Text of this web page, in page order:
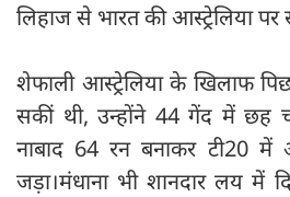
लिहाज से भारत की आस्ट्रेलिया
शेफाली आस्ट्रेलिया के खिलाफ
सकीं थी, उन्होंने 44 गेंद में
नाबाद 64 रन बनाकर टी20 में
जड़ा।मंधाना भी शानदार लय में